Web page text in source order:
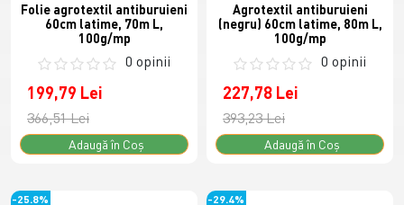
Folie agrotextil antiburuieni
60cm latime, 70m L,
100g/mp
0 opinii
199,79 Lei
366,51 Lei
Adaugă în Coş
Agrotextil antiburuieni
(negru) 60cm latime, 80m L,
100g/mp
0 opinii
227,78 Lei
393,23 Lei
Adaugă în Coş
-25.8% -29.4%